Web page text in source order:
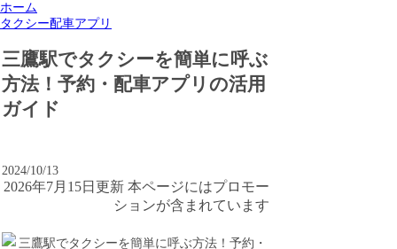
ホーム
タクシー配車アプリ
三鷹駅でタクシーを簡単に呼ぶ
方法！予約・配車アプリの活用
ガイド
2024/10/13
2026年7月15日更新 本ページにはプロモー
ションが含まれています